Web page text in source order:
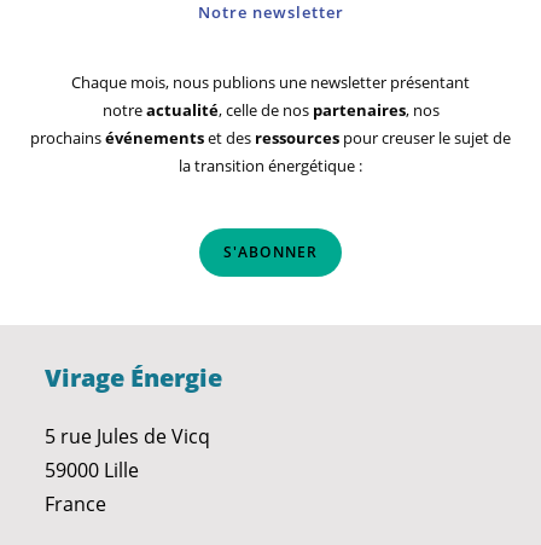
Notre newsletter
Chaque mois, nous publions une newsletter présentant
notreactualité, celle de nos partenaires, nos
prochainsévénementset des ressources pour creuser le sujet de
la transition énergétique :
S'ABONNER
Virage Énergie
5 rue Jules de Vicq
59000 Lille
France